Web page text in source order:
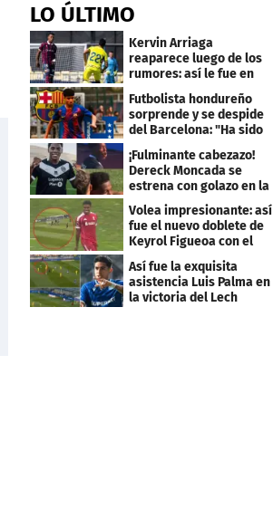
LO ÚLTIMO
Kervin Arriaga
reaparece luego de los
rumores: así le fue en
amistoso con Levante
Futbolista hondureño
sorprende y se despide
del Barcelona: "Ha sido
un orgullo"
¡Fulminante cabezazo!
Dereck Moncada se
estrena con golazo en la
Liga de Suiza
Volea impresionante: así
fue el nuevo doblete de
Keyrol Figueoa con el
Liverpool
Así fue la exquisita
asistencia Luis Palma en
la victoria del Lech